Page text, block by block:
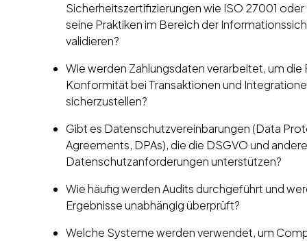
Sicherheitszertifizierungen wie ISO 27001 oder
seine Praktiken im Bereich der
validieren?
Wie werden Zahlungsdaten verarbeitet, um die
Konformität bei Transaktionen und
sicherzustellen?
Gibt es Datenschutzvereinbarungen (Data
Agreements, DPAs), die die DSGVO und
Datenschutzanforderungen unterstützen?
Wie häufig werden Audits durchgeführt und
Ergebnisse unabhängig überprüft?
Welche Systeme werden verwendet, um